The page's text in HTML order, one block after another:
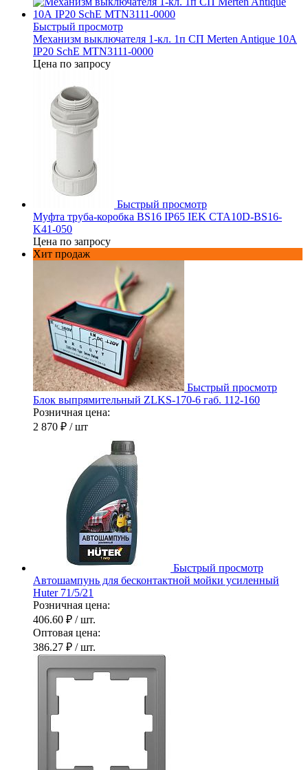
Быстрый просмотр
Механизм выключателя 1-кл. 1п СП Merten Antique 10А
IP20 SchE MTN3111-0000
Цена по запросу
Быстрый просмотр
Муфта труба-коробка BS16 IP65 IEK CTA10D-BS16-
K41-050
Цена по запросу
Хит продаж
Быстрый просмотр
Блок выпрямительный ZLKS-170-6 габ. 112-160
Розничная цена:
2 870 ₽ / шт
Быстрый просмотр
Автошампунь для бесконтактной мойки усиленный
Huter 71/5/21
Розничная цена:
406.60 ₽ / шт.
Оптовая цена:
386.27 ₽ / шт.